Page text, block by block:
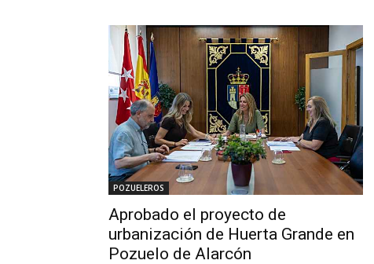
POZUELEROS
Aprobado el proyecto de
urbanización de Huerta Grande en
Pozuelo de Alarcón